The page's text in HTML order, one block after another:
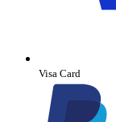
Visa Card